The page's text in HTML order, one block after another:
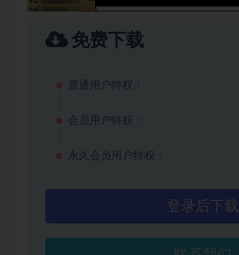
免费下载
普通用户特权：
会员用户特权：
永久会员用户特权：
登录后下载